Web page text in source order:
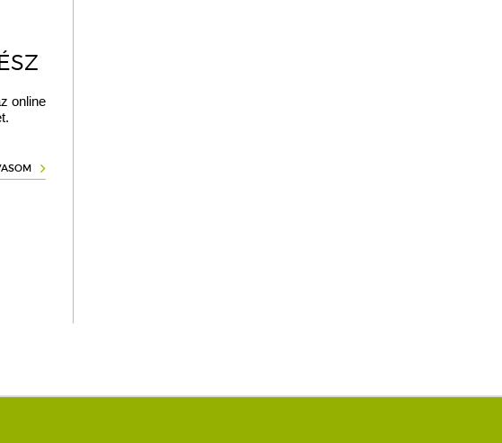
online